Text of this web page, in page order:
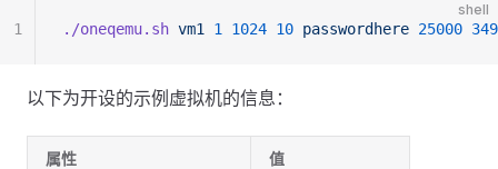
shell
./oneqemu.sh vm1 1 1024 10 passwordhere 25000
1
以下为开设的示例虚拟机的信息：
属性 值